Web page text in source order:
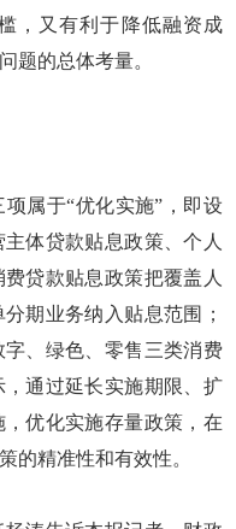
，又有利于降低融资成
题的总体考量。
属于“优化实施”，即设
体贷款贴息政策、个人
贷款贴息政策把覆盖人
期业务纳入贴息范围；
、绿色、零售三类消费
通过延长实施期限、扩
优化实施存量政策，在
的精准性和有效性。